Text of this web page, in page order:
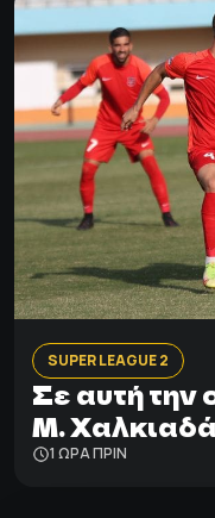
SUPER LEAGUE 2
Σε αυτή την
Μ.
1 ΩΡΑ ΠΡΙΝ